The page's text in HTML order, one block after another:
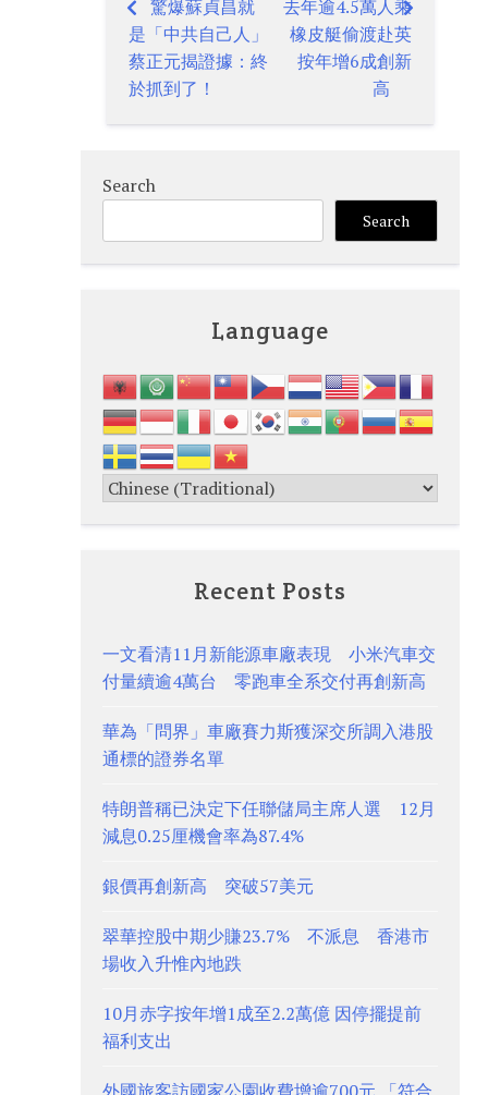
Post
navigation
驚爆蘇貞昌就
是「中共自己人」
蔡正元揭證據：終
於抓到了！
去年逾4.5萬人乘
橡皮艇偷渡赴英
按年增6成創新
高
Search
Search
Language
Recent Posts
一文看清11月新能源車廠表現 小米汽車交
付量續逾4萬台 零跑車全系交付再創新高
華為「問界」車廠賽力斯獲深交所調入港股
通標的證券名單
特朗普稱已決定下任聯儲局主席人選 12月
減息0.25厘機會率為87.4%
銀價再創新高 突破57美元
翠華控股中期少賺23.7% 不派息 香港市
場收入升惟內地跌
10月赤字按年增1成至2.2萬億 因停擺提前
福利支出